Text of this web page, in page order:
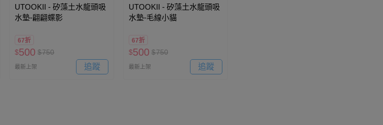
UTOOKII - 矽藻土水龍頭吸
水墊-翩翩蝶影
67折
$500 $750
最新上架 追蹤
UTOOKII - 矽藻土水龍頭吸
水墊-毛線小貓
67折
$500 $750
最新上架 追蹤